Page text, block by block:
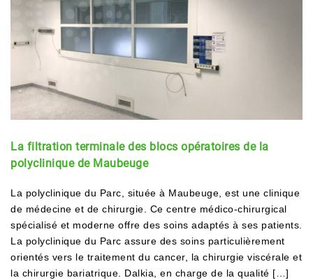
La filtration terminale des blocs opératoires de la
polyclinique de Maubeuge
La polyclinique du Parc, située à Maubeuge, est une clinique
de médecine et de chirurgie. Ce centre médico-chirurgical
spécialisé et moderne offre des soins adaptés à ses patients.
La polyclinique du Parc assure des soins particulièrement
orientés vers le traitement du cancer, la chirurgie viscérale et
la chirurgie bariatrique. Dalkia, en charge de la qualité […]